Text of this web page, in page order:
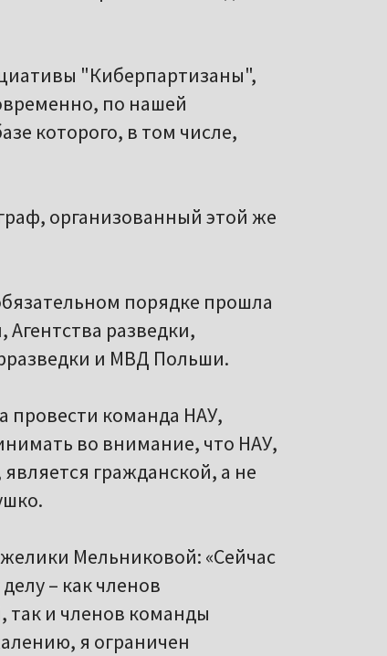
"Киберпартизаны",
по нашей
которого, в том числе,
организованный этой же
порядке прошла
Агентства разведки,
и МВД Польши.
провести команда НАУ,
во внимание, что НАУ,
гражданской, а не
Мельниковой: «Сейчас
– как членов
так и членов команды
я ограничен